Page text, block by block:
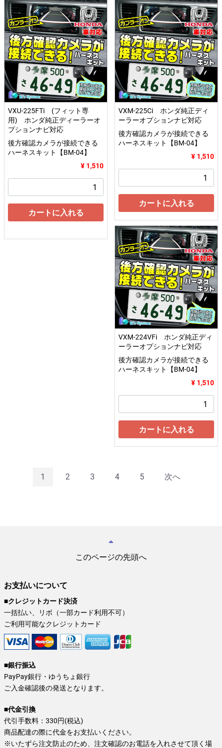
VXU-225FTi (フィット専
用) ホンダ純正ディーラーオ
プションナビ対応
後方確認カメラが接続できる
ハーネスキット【BM-04】
¥ 1,510
カートに入れる
VXM-225Ci ホンダ純正ディ
ーラーオプションナビ対応
後方確認カメラが接続できる
ハーネスキット【BM-04】
¥ 1,510
カートに入れる
VXM-224VFi ホンダ純正ディ
ーラーオプションナビ対応
後方確認カメラが接続できる
ハーネスキット【BM-04】
¥ 1,510
カートに入れる
1 2 3 4 5 次へ
このページの先頭へ
お支払いについて
■クレジットカード決済
一括払い、リボ（一部カード利用不可）
ご利用可能なクレジットカード
■銀行振込
PayPay銀行・ゆうちょ銀行
ご入金確認後の発送となります。
■代金引換
代引手数料：330円(税込)
商品配達の際に代金をお支払いください。
※いたずら注文防止のため、注文確認のお電話を入れさせて頂く場